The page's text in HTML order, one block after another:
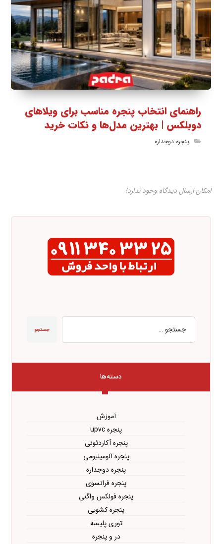
راهنمای انتخاب پنجره مناسب برای ویلاهای
دوبلکس | بهترین مدل‌ها و نکات خرید
پنجره دوجداره
امکان ارسال دیدگاه وجود ندارد!
جستجو
دسته‌ها
آموزش
پنجره upvc
پنجره آکاردئونی
پنجره آلومینیومی
پنجره دوجداره
پنجره فرانسوی
پنجره فولکس واگنی
پنجره کشویی
توری پلیسه
در و پنجره